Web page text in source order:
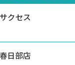
クセス
日部店